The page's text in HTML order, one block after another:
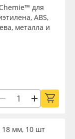
для
ABS,
металла и
18 мм, 10 шт